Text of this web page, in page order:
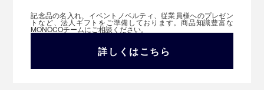
記念品の名入れ、イベントノベルティ、従業員様へのプレゼン
トなど、法人ギフトをご準備しております。商品知識豊富な
MONOCOチームにご相談ください。
詳しくはこちら